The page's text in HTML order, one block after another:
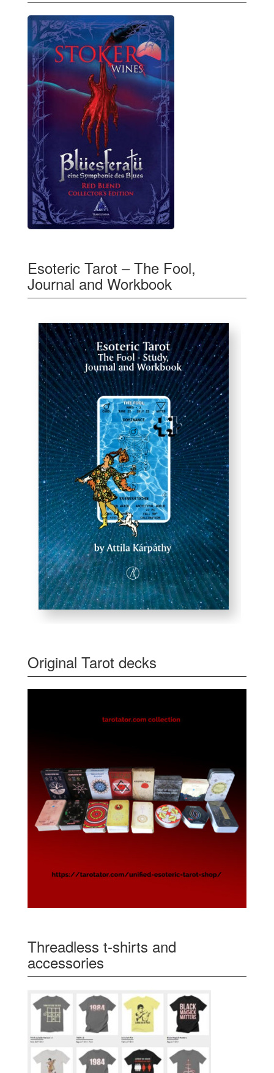
Esoteric Tarot – The Fool,
Journal and Workbook
Original Tarot decks
Threadless t-shirts and
accessories